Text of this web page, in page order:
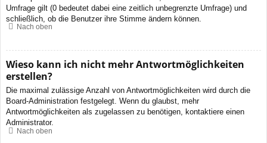
Umfrage gilt (0 bedeutet dabei eine zeitlich unbegrenzte Umfrage) und
schließlich, ob die Benutzer ihre Stimme ändern können.
Nach oben
Wieso kann ich nicht mehr Antwortmöglichkeiten
erstellen?
Die maximal zulässige Anzahl von Antwortmöglichkeiten wird durch die
Board-Administration festgelegt. Wenn du glaubst, mehr
Antwortmöglichkeiten als zugelassen zu benötigen, kontaktiere einen
Administrator.
Nach oben